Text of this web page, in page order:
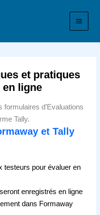
et pratiques
en ligne
d’Evaluations
Tally.
et Tally
testeurs pour évaluer en
enregistrés en ligne
dans Formaway